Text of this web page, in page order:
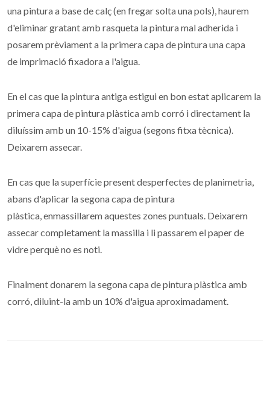
una pintura a base de calç (en fregar solta una pols), haurem
d'eliminar gratant amb rasqueta la pintura mal adherida i
posarem prèviament a la primera capa de pintura una capa
de imprimació fixadora a l'aigua.
En el cas que la pintura antiga estigui en bon estat aplicarem la
primera capa de pintura plàstica amb corró i directament la
diluíssim amb un 10-15% d'aigua (segons fitxa tècnica).
Deixarem assecar.
En cas que la superfície present desperfectes de planimetria,
abans d'aplicar la segona capa de pintura
plàstica, enmassillarem aquestes zones puntuals. Deixarem
assecar completament la massilla i li passarem el paper de
vidre perquè no es noti.
Finalment donarem la segona capa de pintura plàstica amb
corró, diluint-la amb un 10% d'aigua aproximadament.